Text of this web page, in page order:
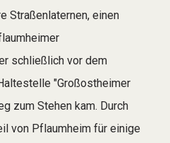
Straßenlaternen, einen
schließlich vor dem
"Großostheimer
zum Stehen kam. Durch
von Pflaumheim für einige